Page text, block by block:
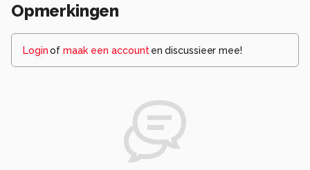
Opmerkingen
Loginof maak een account en discussieer mee!